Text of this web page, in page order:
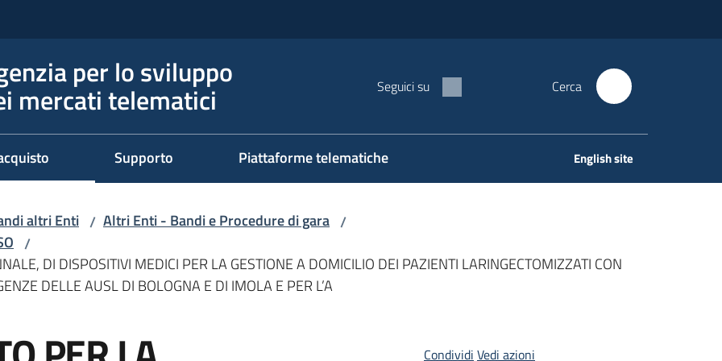
per lo sviluppo
mercati telematici Seguici su Cerca
Supporto Piattaforme telematiche English site
altri Enti / Altri Enti - Bandi e Procedure di gara /
/
DI DISPOSITIVI MEDICI PER LA GESTIONE A DOMICILIO DEI PAZIENTI LARINGECTOMIZZATI CON
DELLE AUSL DI BOLOGNA E DI IMOLA E PER L’A
Condividi Vedi azioni